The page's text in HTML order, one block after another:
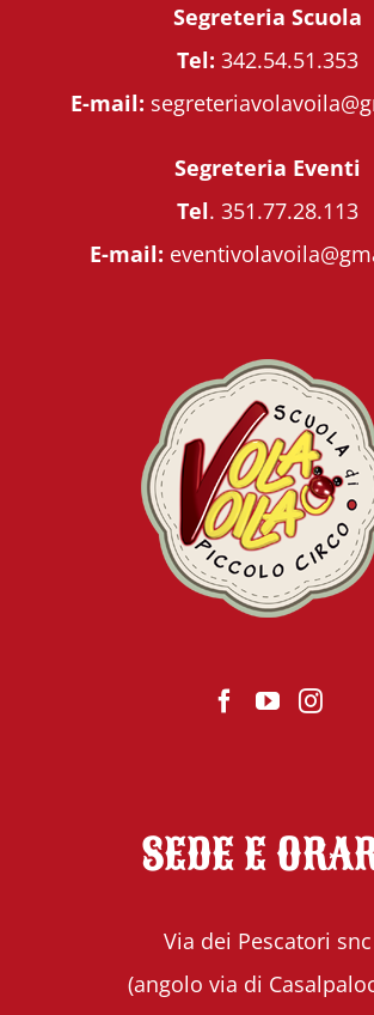
Segreteria Scuola
Tel: 342.54.51.353
E-mail:
Segreteria Eventi
Tel. 351.77.28.113
E-mail:
SEDE E
Via dei Pescatori snc
(angolo via di